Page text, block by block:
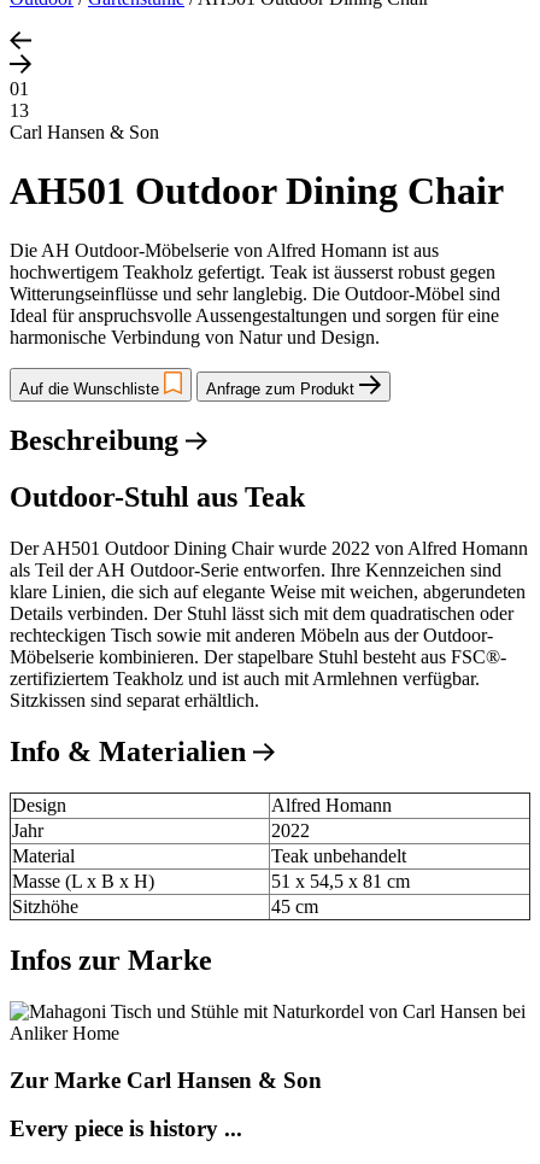
01
13
Carl Hansen & Son
AH501 Outdoor Dining Chair
Die AH Outdoor-Möbelserie von Alfred Homann ist aus
hochwertigem Teakholz gefertigt. Teak ist äusserst robust gegen
Witterungseinflüsse und sehr langlebig. Die Outdoor-Möbel sind
Ideal für anspruchsvolle Aussengestaltungen und sorgen für eine
harmonische Verbindung von Natur und Design.
Auf die Wunschliste Anfrage zum Produkt
Beschreibung
Outdoor-Stuhl aus Teak
Der AH501 Outdoor Dining Chair wurde 2022 von Alfred Homann
als Teil der AH Outdoor-Serie entworfen. Ihre Kennzeichen sind
klare Linien, die sich auf elegante Weise mit weichen, abgerundeten
Details verbinden. Der Stuhl lässt sich mit dem quadratischen oder
rechteckigen Tisch sowie mit anderen Möbeln aus der Outdoor-
Möbelserie kombinieren. Der stapelbare Stuhl besteht aus FSC®-
zertifiziertem Teakholz und ist auch mit Armlehnen verfügbar.
Sitzkissen sind separat erhältlich.
Info & Materialien
Design
Alfred Homann
Jahr
2022
Material
Teak unbehandelt
Masse (L x B x H)
51 x 54,5 x 81 cm
Sitzhöhe
45 cm
Infos zur Marke
Zur Marke Carl Hansen & Son
Every piece is history ...